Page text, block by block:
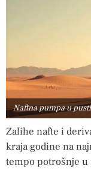
Naftna pumpa u
Zalihe nafte i
kraja godine na
tempo potrošnje